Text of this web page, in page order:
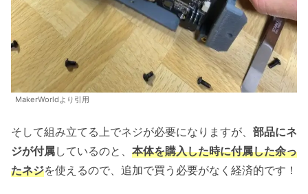
MakerWorldより引用
そして組み立てる上でネジが必要になりますが、 部品にネ
ジが付属しているのと、 本体を購入した時に付属した余っ
たネジを使えるので、追加で買う必要がなく経済的です！